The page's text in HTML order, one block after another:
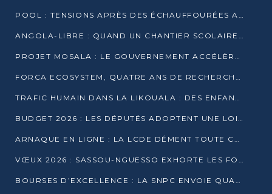
POOL : TENSIONS APRÈS DES ÉCHAUFFOURÉES ARMÉES ENTRE DGSP ET EX-MILICIENS NINJA
ANGOLA-LIBRE : QUAND UN CHANTIER SCOLAIRE DEVIENT LE MIROIR D’UN CONGO EN MOUVEMENT
PROJET MOSALA : LE GOUVERNEMENT ACCÉLÈRE L’INSERTION DES JEUNES EN 2026
FORCA ECOSYSTEM, QUATRE ANS DE RECHERCHE DE TERRAIN AVANT UN LANCEMENT OFFICIEL EN 2026
TRAFIC HUMAIN DANS LA LIKOUALA : DES ENFANTS AUTOCHTONES RÉDUITS AU TRAVAIL FORCÉ
BUDGET 2026 : LES DÉPUTÉS ADOPTENT UNE LOI DES FINANCES DE PLUS DE 2500 MILLIARDS FCFA
ARNAQUE EN LIGNE : LA LCDE DÉMENT TOUTE CAMPAGNE DE RECRUTEMENT
VŒUX 2026 : SASSOU-NGUESSO EXHORTE LES FORCES VIVES À RENFORCER L’UNITÉ
BOURSES D’EXCELLENCE : LA SNPC ENVOIE QUATRE NOUVEAUX TALENTS CONGOLAIS SE FORMER À BAKOU